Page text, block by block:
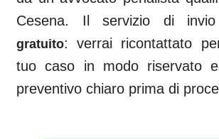
Cesena. Il servizio di invio
gratuito: verrai ricontattato
tuo caso in modo riservato
preventivo chiaro prima di